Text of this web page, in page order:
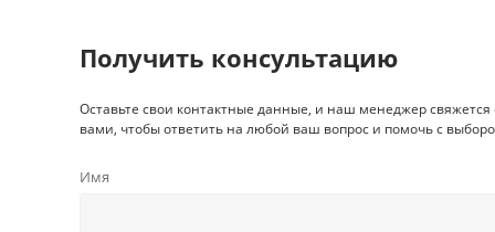
Получить консультацию
Оставьте свои контактные данные, и наш менеджер свяжется
вами, чтобы ответить на любой ваш вопрос и помочь с
Имя